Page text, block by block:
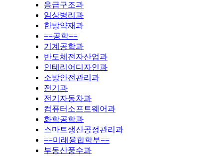
응급구조과
임상병리과
한방약재과
==공학==
기계공학과
반도체전자산업과
인테리어디자인과
소방안전관리과
전기과
전기자동차과
컴퓨터소프트웨어과
화학공학과
스마트생산공정관리과
==미래융합학부==
부동산풍수과